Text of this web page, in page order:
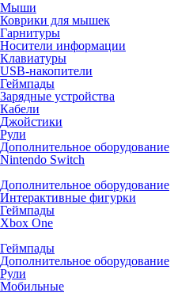
Мыши
Коврики для мышек
Гарнитуры
Носители информации
Клавиатуры
USB-накопители
Геймпады
Зарядные устройства
Кабели
Джойстики
Рули
Дополнительное оборудование
Nintendo Switch
Дополнительное оборудование
Интерактивные фигурки
Геймпады
Xbox One
Геймпады
Дополнительное оборудование
Рули
Мобильные